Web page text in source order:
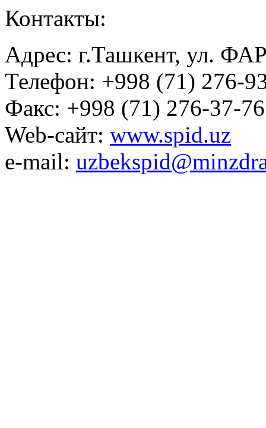
Контакты:
Адрес: г.Ташкент, ул.
Телефон: +998 (71) 276-
Факс: +998 (71) 276-37-76
Web-сайт: www.spid.uz
e-mail: